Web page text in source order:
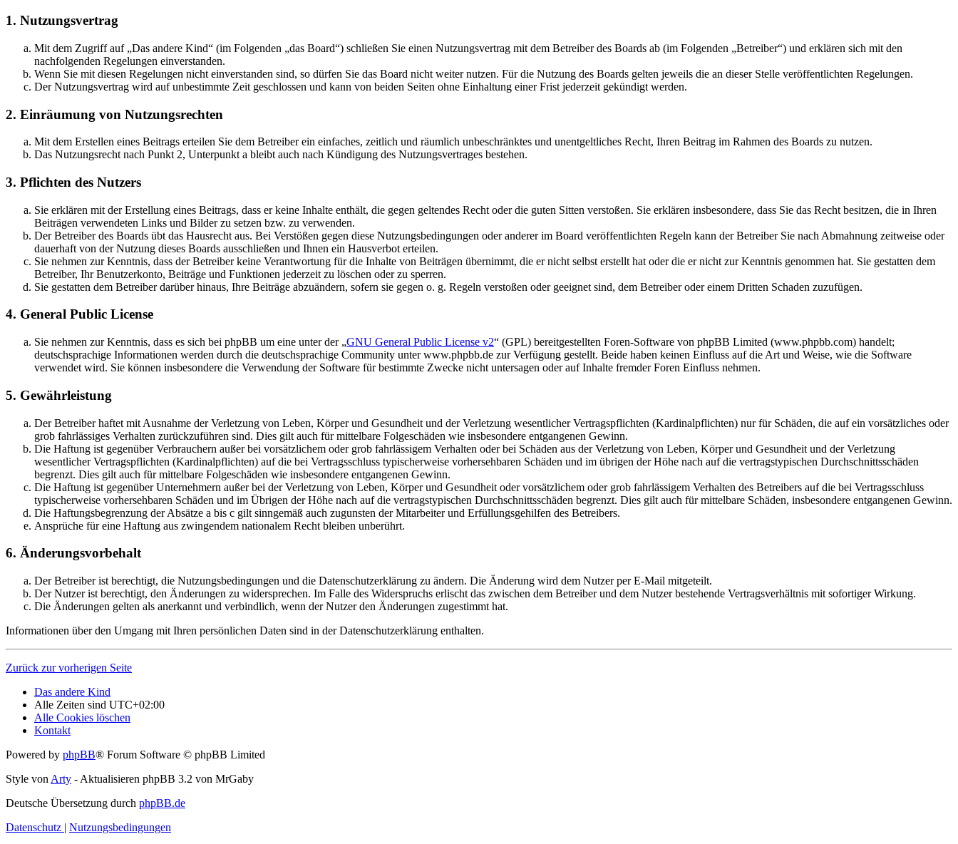
1. Nutzungsvertrag
Mit dem Zugriff auf „Das andere Kind“ (im Folgenden „das Board“) schließen Sie einen Nutzungsvertrag mit dem Betreiber des Boards ab (im Folgenden „Betreiber“) und erklären sich mit den
nachfolgenden Regelungen einverstanden.
Wenn Sie mit diesen Regelungen nicht einverstanden sind, so dürfen Sie das Board nicht weiter nutzen. Für die Nutzung des Boards gelten jeweils die an dieser Stelle veröffentlichten Regelungen.
Der Nutzungsvertrag wird auf unbestimmte Zeit geschlossen und kann von beiden Seiten ohne Einhaltung einer Frist jederzeit gekündigt werden.
2. Einräumung von Nutzungsrechten
Mit dem Erstellen eines Beitrags erteilen Sie dem Betreiber ein einfaches, zeitlich und räumlich unbeschränktes und unentgeltliches Recht, Ihren Beitrag im Rahmen des Boards zu nutzen.
Das Nutzungsrecht nach Punkt 2, Unterpunkt a bleibt auch nach Kündigung des Nutzungsvertrages bestehen.
3. Pflichten des Nutzers
Sie erklären mit der Erstellung eines Beitrags, dass er keine Inhalte enthält, die gegen geltendes Recht oder die guten Sitten verstoßen. Sie erklären insbesondere, dass Sie das Recht besitzen, die in Ihren
Beiträgen verwendeten Links und Bilder zu setzen bzw. zu verwenden.
Der Betreiber des Boards übt das Hausrecht aus. Bei Verstößen gegen diese Nutzungsbedingungen oder anderer im Board veröffentlichten Regeln kann der Betreiber Sie nach Abmahnung zeitweise oder
dauerhaft von der Nutzung dieses Boards ausschließen und Ihnen ein Hausverbot erteilen.
Sie nehmen zur Kenntnis, dass der Betreiber keine Verantwortung für die Inhalte von Beiträgen übernimmt, die er nicht selbst erstellt hat oder die er nicht zur Kenntnis genommen hat. Sie gestatten dem
Betreiber, Ihr Benutzerkonto, Beiträge und Funktionen jederzeit zu löschen oder zu sperren.
Sie gestatten dem Betreiber darüber hinaus, Ihre Beiträge abzuändern, sofern sie gegen o. g. Regeln verstoßen oder geeignet sind, dem Betreiber oder einem Dritten Schaden zuzufügen.
4. General Public License
Sie nehmen zur Kenntnis, dass es sich bei phpBB um eine unter der „GNU General Public License v2“ (GPL) bereitgestellten Foren-Software von phpBB Limited (www.phpbb.com) handelt;
deutschsprachige Informationen werden durch die deutschsprachige Community unter www.phpbb.de zur Verfügung gestellt. Beide haben keinen Einfluss auf die Art und Weise, wie die Software
verwendet wird. Sie können insbesondere die Verwendung der Software für bestimmte Zwecke nicht untersagen oder auf Inhalte fremder Foren Einfluss nehmen.
5. Gewährleistung
Der Betreiber haftet mit Ausnahme der Verletzung von Leben, Körper und Gesundheit und der Verletzung wesentlicher Vertragspflichten (Kardinalpflichten) nur für Schäden, die auf ein vorsätzliches oder
grob fahrlässiges Verhalten zurückzuführen sind. Dies gilt auch für mittelbare Folgeschäden wie insbesondere entgangenen Gewinn.
Die Haftung ist gegenüber Verbrauchern außer bei vorsätzlichem oder grob fahrlässigem Verhalten oder bei Schäden aus der Verletzung von Leben, Körper und Gesundheit und der Verletzung
wesentlicher Vertragspflichten (Kardinalpflichten) auf die bei Vertragsschluss typischerweise vorhersehbaren Schäden und im übrigen der Höhe nach auf die vertragstypischen Durchschnittsschäden
begrenzt. Dies gilt auch für mittelbare Folgeschäden wie insbesondere entgangenen Gewinn.
Die Haftung ist gegenüber Unternehmern außer bei der Verletzung von Leben, Körper und Gesundheit oder vorsätzlichem oder grob fahrlässigem Verhalten des Betreibers auf die bei Vertragsschluss
typischerweise vorhersehbaren Schäden und im Übrigen der Höhe nach auf die vertragstypischen Durchschnittsschäden begrenzt. Dies gilt auch für mittelbare Schäden, insbesondere entgangenen Gewinn.
Die Haftungsbegrenzung der Absätze a bis c gilt sinngemäß auch zugunsten der Mitarbeiter und Erfüllungsgehilfen des Betreibers.
Ansprüche für eine Haftung aus zwingendem nationalem Recht bleiben unberührt.
6. Änderungsvorbehalt
Der Betreiber ist berechtigt, die Nutzungsbedingungen und die Datenschutzerklärung zu ändern. Die Änderung wird dem Nutzer per E-Mail mitgeteilt.
Der Nutzer ist berechtigt, den Änderungen zu widersprechen. Im Falle des Widerspruchs erlischt das zwischen dem Betreiber und dem Nutzer bestehende Vertragsverhältnis mit sofortiger Wirkung.
Die Änderungen gelten als anerkannt und verbindlich, wenn der Nutzer den Änderungen zugestimmt hat.
Informationen über den Umgang mit Ihren persönlichen Daten sind in der Datenschutzerklärung enthalten.
Zurück zur vorherigen Seite
Das andere Kind
Alle Zeiten sind UTC+02:00
Alle Cookies löschen
Kontakt
Powered by phpBB® Forum Software © phpBB Limited
Style von Arty - Aktualisieren phpBB 3.2 von MrGaby
Deutsche Übersetzung durch phpBB.de
Datenschutz | Nutzungsbedingungen